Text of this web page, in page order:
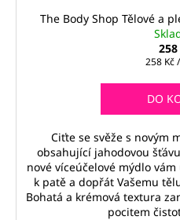
The Body Shop Tělové a
258
Měrná
258 Kč
DO
Ciťte se svěže s novým
obsahující jahodovou
nové víceúčelové mýdlo
k patě a dopřát Vašemu
Bohatá a krémová textura
pocitem